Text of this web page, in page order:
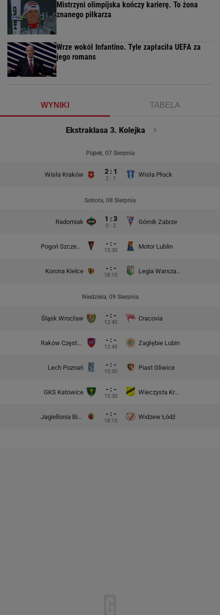
Mistrzyni olimpijska kończy karierę. To żona
znanego piłkarza
Wrze wokół Infantino. Tyle zapłaciła UEFA za
jego romans
WYNIKI TABELA
Ekstraklasa 3. Kolejka
Piątek, 07 Sierpnia
Wisła Kraków 2 : 1
2 : 1
Wisła Płock
Sobota, 08 Sierpnia
Radomiak 1 : 3
0 : 2
Górnik Zabrze
Pogoń Szczecin - : -
15:30
Motor Lublin
Korona Kielce - : -
18:15
Legia Warszawa
Niedziela, 09 Sierpnia
Śląsk Wrocław - : -
12:45
Cracovia
Raków Częstochowa - : -
12:45
Zagłębie Lubin
Lech Poznań - : -
15:30
Piast Gliwice
GKS Katowice - : -
15:30
Wieczysta Kraków
Jagiellonia Białystok - : -
18:15
Widzew Łódź